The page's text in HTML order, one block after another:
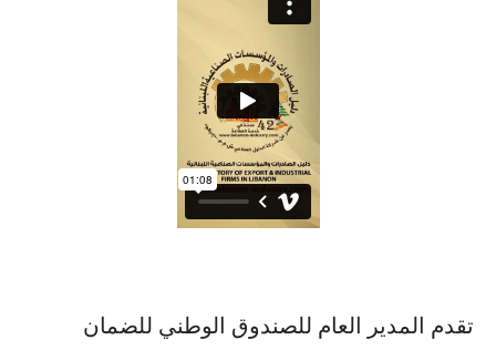
تقدم المدير العام للصندوق الوطني للضمان